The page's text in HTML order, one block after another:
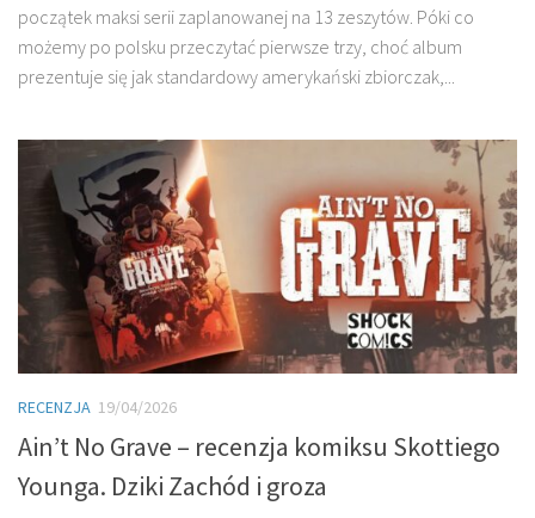
początek maksi serii zaplanowanej na 13 zeszytów. Póki co
możemy po polsku przeczytać pierwsze trzy, choć album
prezentuje się jak standardowy amerykański zbiorczak,...
RECENZJA 19/04/2026
Ain’t No Grave – recenzja komiksu Skottiego
Younga. Dziki Zachód i groza